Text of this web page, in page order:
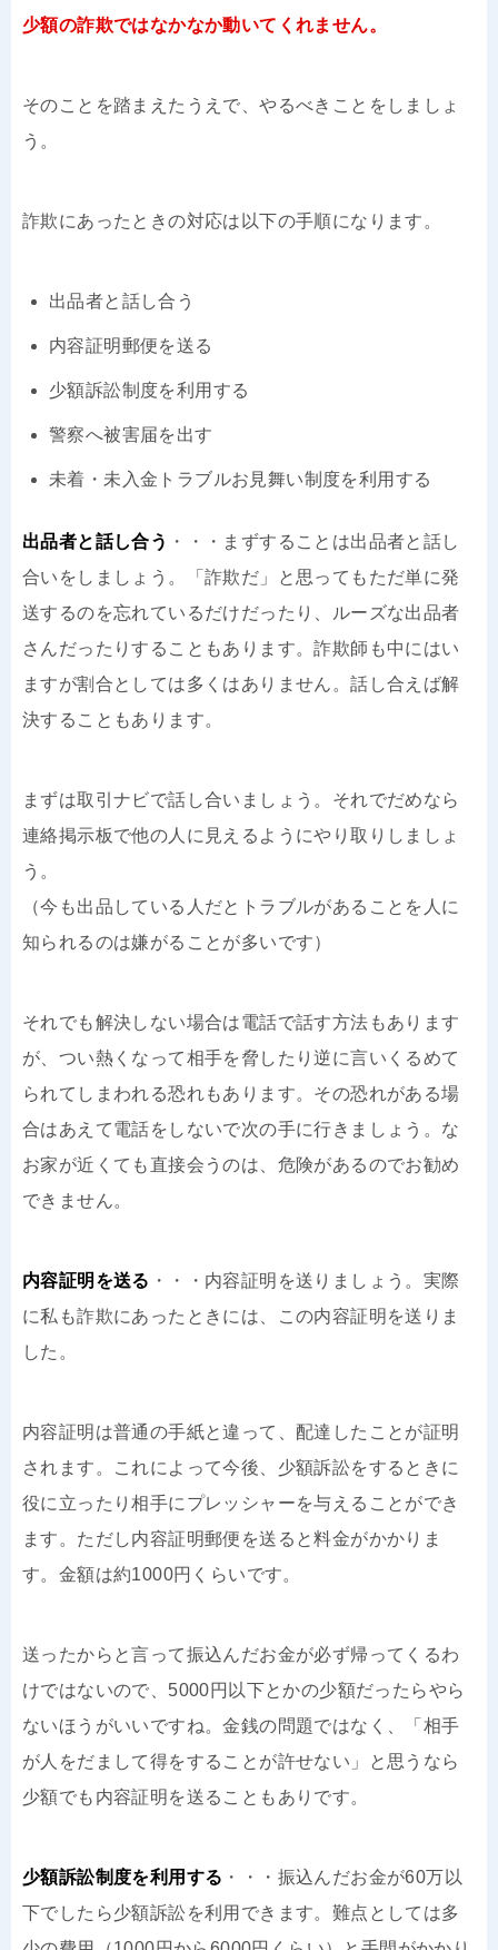
少額の詐欺ではなかなか動いてくれません。
そのことを踏まえたうえで、やるべきことをしましょ
う。
詐欺にあったときの対応は以下の手順になります。
出品者と話し合う
内容証明郵便を送る
少額訴訟制度を利用する
警察へ被害届を出す
未着・未入金トラブルお見舞い制度を利用する
出品者と話し合う ・・・まずすることは出品者と話し
合いをしましょう。「詐欺だ」と思ってもただ単に発
送するのを忘れているだけだったり、ルーズな出品者
さんだったりすることもあります。詐欺師も中にはい
ますが割合としては多くはありません。話し合えば解
決することもあります。
まずは取引ナビで話し合いましょう。それでだめなら
連絡掲示板で他の人に見えるようにやり取りしましょ
う。
（今も出品している人だとトラブルがあることを人に
知られるのは嫌がることが多いです）
それでも解決しない場合は電話で話す方法もあります
が、つい熱くなって相手を脅したり逆に言いくるめて
られてしまわれる恐れもあります。その恐れがある場
合はあえて電話をしないで次の手に行きましょう。な
お家が近くても直接会うのは、危険があるのでお勧め
できません。
内容証明を送る ・・・内容証明を送りましょう。実際
に私も詐欺にあったときには、この内容証明を送りま
した。
内容証明は普通の手紙と違って、配達したことが証明
されます。これによって今後、少額訴訟をするときに
役に立ったり相手にプレッシャーを与えることができ
ます。ただし内容証明郵便を送ると料金がかかりま
す。金額は約1000円くらいです。
送ったからと言って振込んだお金が必ず帰ってくるわ
けではないので、5000円以下とかの少額だったらやら
ないほうがいいですね。金銭の問題ではなく、「相手
が人をだまして得をすることが許せない」と思うなら
少額でも内容証明を送ることもありです。
少額訴訟制度を利用する ・・・振込んだお金が60万以
下でしたら少額訴訟を利用できます。難点としては多